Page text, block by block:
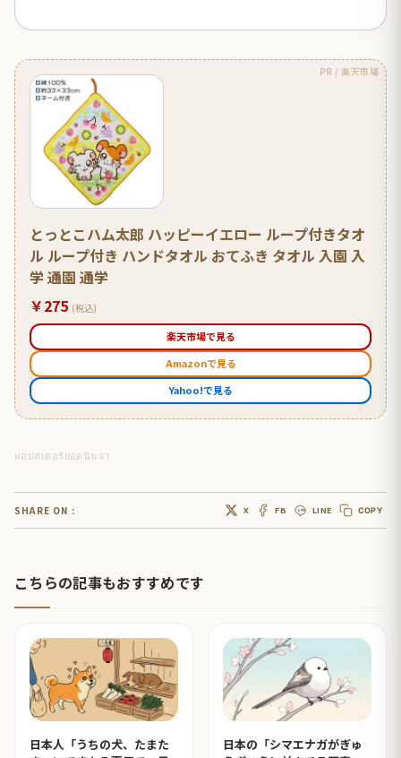
PR / 楽天市場
とっとこハム太郎 ハッピーイエロー ループ付きタオ
ル ループ付き ハンドタオル おてふき タオル 入園 入
学 通園 通学
￥275 (税込)
楽天市場で見る
Amazonで見る
Yahoo!で見る
แฮมสเตอร์ยอดนินจา
SHARE ON : X FB LINE COPY
こちらの記事もおすすめです
日本人「うちの犬、たまた
日本の「シマエナガがぎゅ